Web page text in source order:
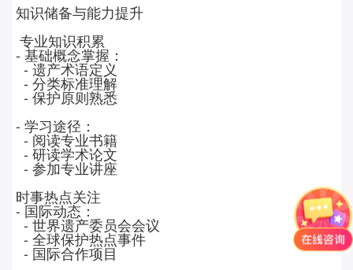
知识储备与能力提升
专业知识积累
- 基础概念掌握：
-遗产术语定义
- 分类标准理解
- 保护原则熟悉
- 学习途径：
-阅读专业书籍
- 研读学术论文
- 参加专业讲座
时事热点关注
- 国际动态：
- 世界遗产委员会会议
- 全球保护热点事件
- 国际合作项目